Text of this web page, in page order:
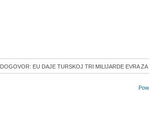
DOGOVOR: EU DAJE TURSKOJ TRI MILIJARDE EVRA ZA